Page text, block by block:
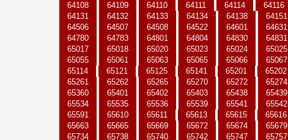
64108
64109 64110 64111 64114 64116
64131
64132 64133 64134 64138 64151
64506
64507 64508 64522 64601 64631
64780
64783 64801 64804 64830 64831
65017
65018 65020 65023 65024 65025
65055
65061 65063 65065 65066 65067
65114
65121 65125 65141 65201 65202
65261
65262 65265 65270 65272 65274
65360
65401 65402 65403 65438 65439
65534
65535 65536 65539 65541 65542
65591
65610 65611 65613 65615 65616
65663
65665 65669 65672 65674 65679
65734
65738 65740 65742 65747 65757